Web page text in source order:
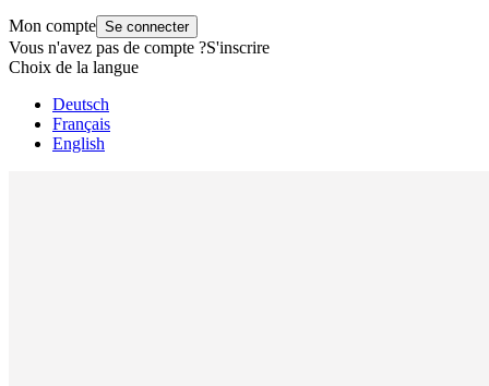
Mon compte Se connecter
Vous n'avez pas de compte ?S'inscrire
Choix de la langue
Deutsch
Français
English